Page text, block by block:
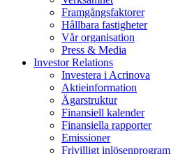
Framgångsfaktorer
Hållbara fastigheter
Vår organisation
Press & Media
Investor Relations
Investera i Acrinova
Aktieinformation
Ägarstruktur
Finansiell kalender
Finansiella rapporter
Emissioner
Frivilligt inlösenprogram